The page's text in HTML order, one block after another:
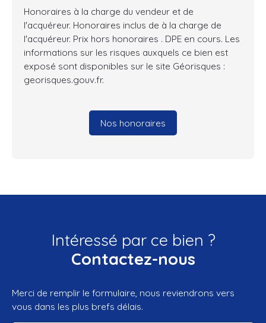
Honoraires à la charge du vendeur et de
l'acquéreur. Honoraires inclus de à la charge de
l'acquéreur. Prix hors honoraires . DPE en cours. Les
informations sur les risques auxquels ce bien est
exposé sont disponibles sur le site Géorisques :
georisques.gouv.fr.
Nos honoraires
Intéressé par ce bien ?
Contactez-nous
Merci de remplir le formulaire, nous reviendrons vers
vous dans les plus brefs délais.